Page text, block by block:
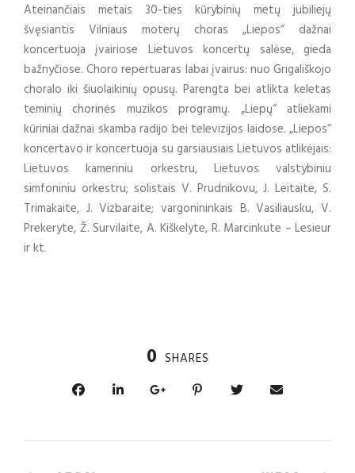
Ateinančiais metais 30-ties kūrybinių metų jubiliejų
švęsiantis Vilniaus moterų choras „Liepos“ dažnai
koncertuoja įvairiose Lietuvos koncertų salėse, gieda
bažnyčiose. Choro repertuaras labai įvairus: nuo Grigališkojo
choralo iki šiuolaikinių opusų. Parengta bei atlikta keletas
teminių chorinės muzikos programų. „Liepų“ atliekami
kūriniai dažnai skamba radijo bei televizijos laidose. „Liepos“
koncertavo ir koncertuoja su garsiausiais Lietuvos atlikėjais:
Lietuvos kameriniu orkestru, Lietuvos valstybiniu
simfoniniu orkestru; solistais V. Prudnikovu, J. Leitaite, S.
Trimakaite, J. Vizbaraite; vargonininkais B. Vasiliausku, V.
Prekeryte, Ž. Survilaite, A. Kiškelyte, R. Marcinkute – Lesieur
ir kt.
0 SHARES